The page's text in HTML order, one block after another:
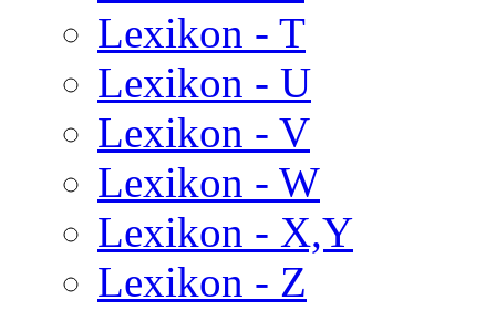
Lexikon - T
Lexikon - U
Lexikon - V
Lexikon - W
Lexikon - X,Y
Lexikon - Z